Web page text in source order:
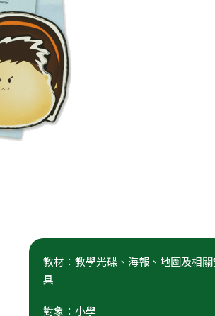
教材：教學光碟、海報、地圖及相
具
對象：小學